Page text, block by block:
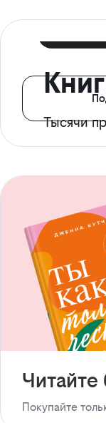
Тысячи
с
Читайте
Покупайте